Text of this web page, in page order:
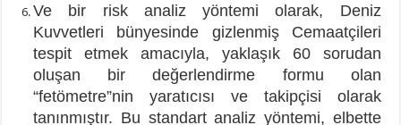
Ve bir risk analiz yöntemi olarak, Deniz
Kuvvetleri bünyesinde gizlenmiş Cemaatçileri
tespit etmek amacıyla, yaklaşık 60 sorudan
oluşan bir değerlendirme formu olan
“fetömetre”nin yaratıcısı ve takipçisi olarak
tanınmıştır. Bu standart analiz yöntemi, elbette